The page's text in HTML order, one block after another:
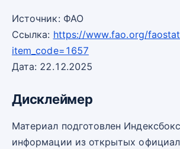
Источник: ФАО
Ссылка: https://www.fao.org/
item_code=1657
Дата: 22.12.2025
Дисклеймер
Материал подготовлен
информации из открытых